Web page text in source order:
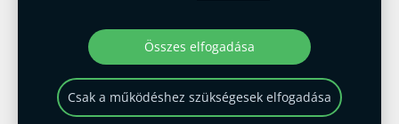
2030 Erd Bajcsy zs utca 79
Telefon: 0623445060, 06309454277
H-Cs 8-16.30 P 14.30
Összes elfogadása
Csak a működéshez szükségesek elfogadása